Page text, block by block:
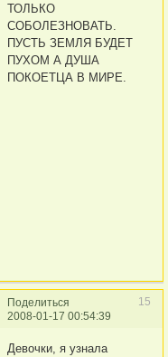
ТОЛЬКО
СОБОЛЕЗНОВАТЬ.
ПУСТЬ ЗЕМЛЯ БУДЕТ
ПУХОМ А ДУША
ПОКОЕТЦА В МИРЕ.
Поделиться
15
2008-01-17 00:54:39
Девочки, я узнала